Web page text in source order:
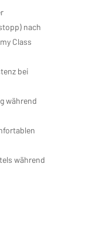
nach
Class
bei
während
während